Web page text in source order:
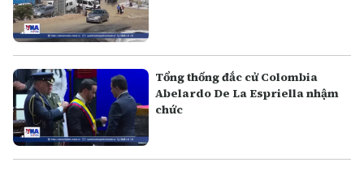
Tổng thống đắc cử Colombia
Abelardo De La Espriella nhậm
chức